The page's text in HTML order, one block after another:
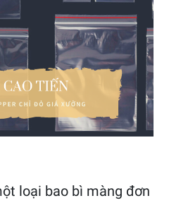
loại bao bì màng đơn